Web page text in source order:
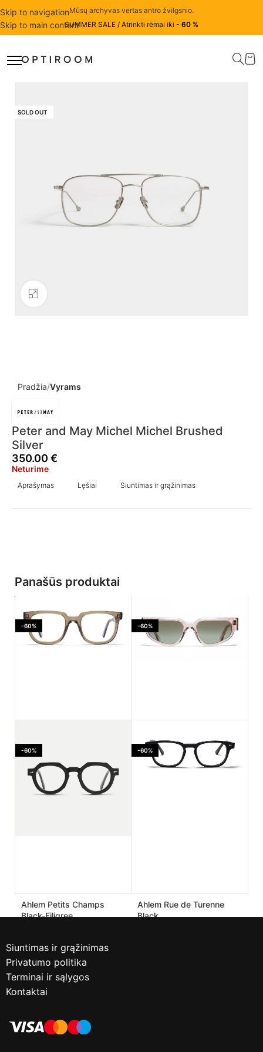
Skip to navigation
Skip to main content
Mūsų archyvas vertas antro žvilgsnio.
SUMMER SALE / Atrinkti rėmai iki - 60 %
SOLD OUT
Pradžia Vyrams
Peter and May Michel Michel Brushed
Silver
350.00 €
Neturime
Aprašymas Lęšiai Siuntimas ir grąžinimas
Panašūs produktai
-60%
light
425.00€ 170.00€
-60%
Dustlight
455.00€ 182.00€
-60%
Ahlem Petits Champs
Black-Filigree
-60%
Ahlem Rue de Turenne
Black
Siuntimas ir grąžinimas
Privatumo politika
Terminai ir sąlygos
Kontaktai